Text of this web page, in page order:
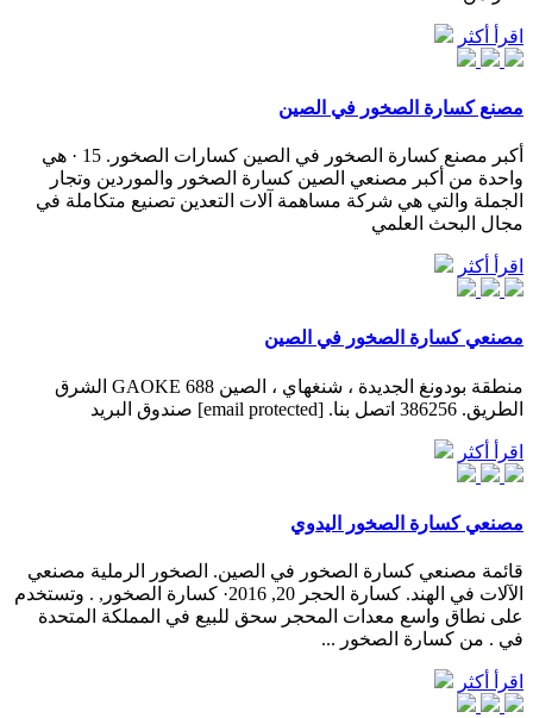
اقرأ أكثر
مصنع كسارة الصخور في الصين
أكبر مصنع كسارة الصخور في الصين كسارات الصخور. 15 · هي
واحدة من أكبر مصنعي الصين كسارة الصخور والموردين وتجار
الجملة والتي هي شركة مساهمة آلات التعدين تصنيع متكاملة في
مجال البحث العلمي
اقرأ أكثر
مصنعي كسارة الصخور في الصين
منطقة بودونغ الجديدة ، شنغهاي ، الصين 688 GAOKE الشرق
الطريق. 386256 اتصل بنا. [email protected] صندوق البريد
اقرأ أكثر
مصنعي كسارة الصخور اليدوي
قائمة مصنعي كسارة الصخور في الصين. الصخور الرملية مصنعي
الآلات في الهند. كسارة الحجر 20, 2016· كسارة الصخور, . وتستخدم
على نطاق واسع معدات المحجر سحق للبيع في المملكة المتحدة
في . من كسارة الصخور ...
اقرأ أكثر